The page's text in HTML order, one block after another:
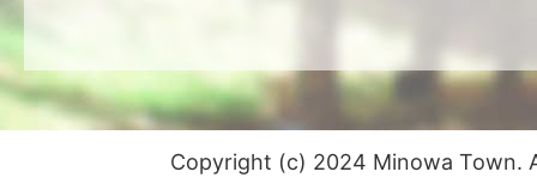
Copyright (c) 2024 Minowa Town.